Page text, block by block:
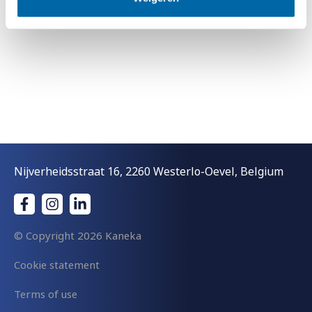
© Copyright 2026 Kaneka
Cookie statement
Terms of use
Nijverheidsstraat 16, 2260 Westerlo-Oevel, Belgium